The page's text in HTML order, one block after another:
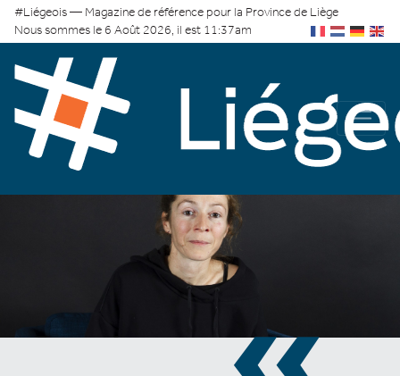
#Liégeois — Magazine de référence pour la Province de Liège
Nous sommes le 6 Août 2026, il est 11:37am